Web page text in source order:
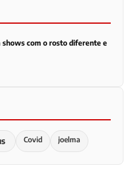
shows com o rosto diferente e
Covid joelma